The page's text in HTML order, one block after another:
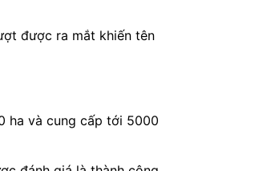
được ra mắt khiến tên
ha và cung cấp tới 5000